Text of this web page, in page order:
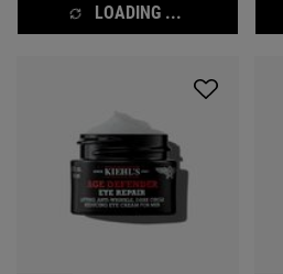
LOADING ...